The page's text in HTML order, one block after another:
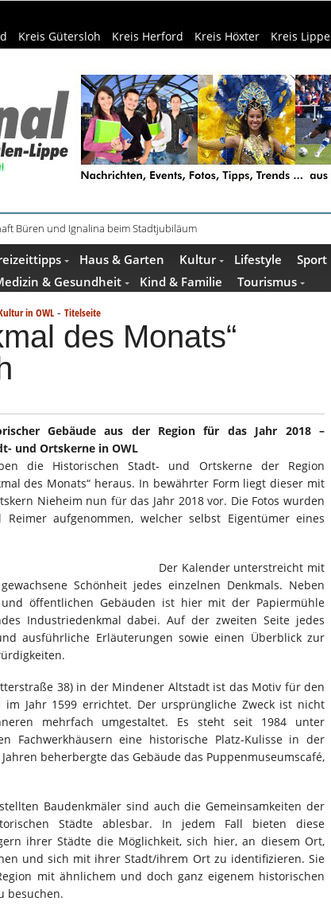
Kreis Gütersloh Kreis Herford Kreis Höxter Kreis Lippe
Büren und Ignalina beim Stadtjubiläum
Haus & Garten Kultur Lifestyle Sport
& Gesundheit Kind & Familie Tourismus
in OWL - Titelseite
des Monats“
Gebäude aus der Region für das Jahr 2018 –
und Ortskerne in OWL
die Historischen Stadt- und Ortskerne der Region
des Monats“ heraus. In bewährter Form liegt dieser mit
Nieheim nun für das Jahr 2018 vor. Die Fotos wurden
aufgenommen, welcher selbst Eigentümer eines
Der Kalender unterstreicht mit
Schönheit jedes einzelnen Denkmals. Neben
und öffentlichen Gebäuden ist hier mit der Papiermühle
Industriedenkmal dabei. Auf der zweiten Seite jedes
ausführliche Erläuterungen sowie einen Überblick zur
38) in der Mindener Altstadt ist das Motiv für den
im Jahr 1599 errichtet. Der ursprüngliche Zweck ist nicht
mehrfach umgestaltet. Es steht seit 1984 unter
Fachwerkhäusern eine historische Platz-Kulisse in der
beherbergte das Gebäude das Puppenmuseumscafé,
Baudenkmäler sind auch die Gemeinsamkeiten der
Städte ablesbar. In jedem Fall bieten diese
ihrer Städte die Möglichkeit, sich hier, an diesem Ort,
und sich mit ihrer Stadt/ihrem Ort zu identifizieren. Sie
mit ähnlichem und doch ganz eigenem historischen
besuchen.